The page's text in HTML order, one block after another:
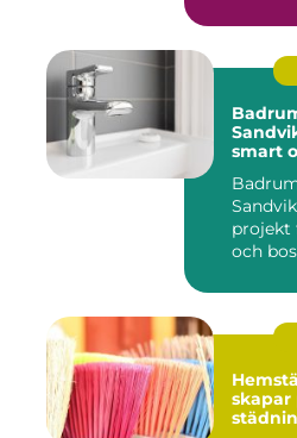
smart
projekt
och
skapar